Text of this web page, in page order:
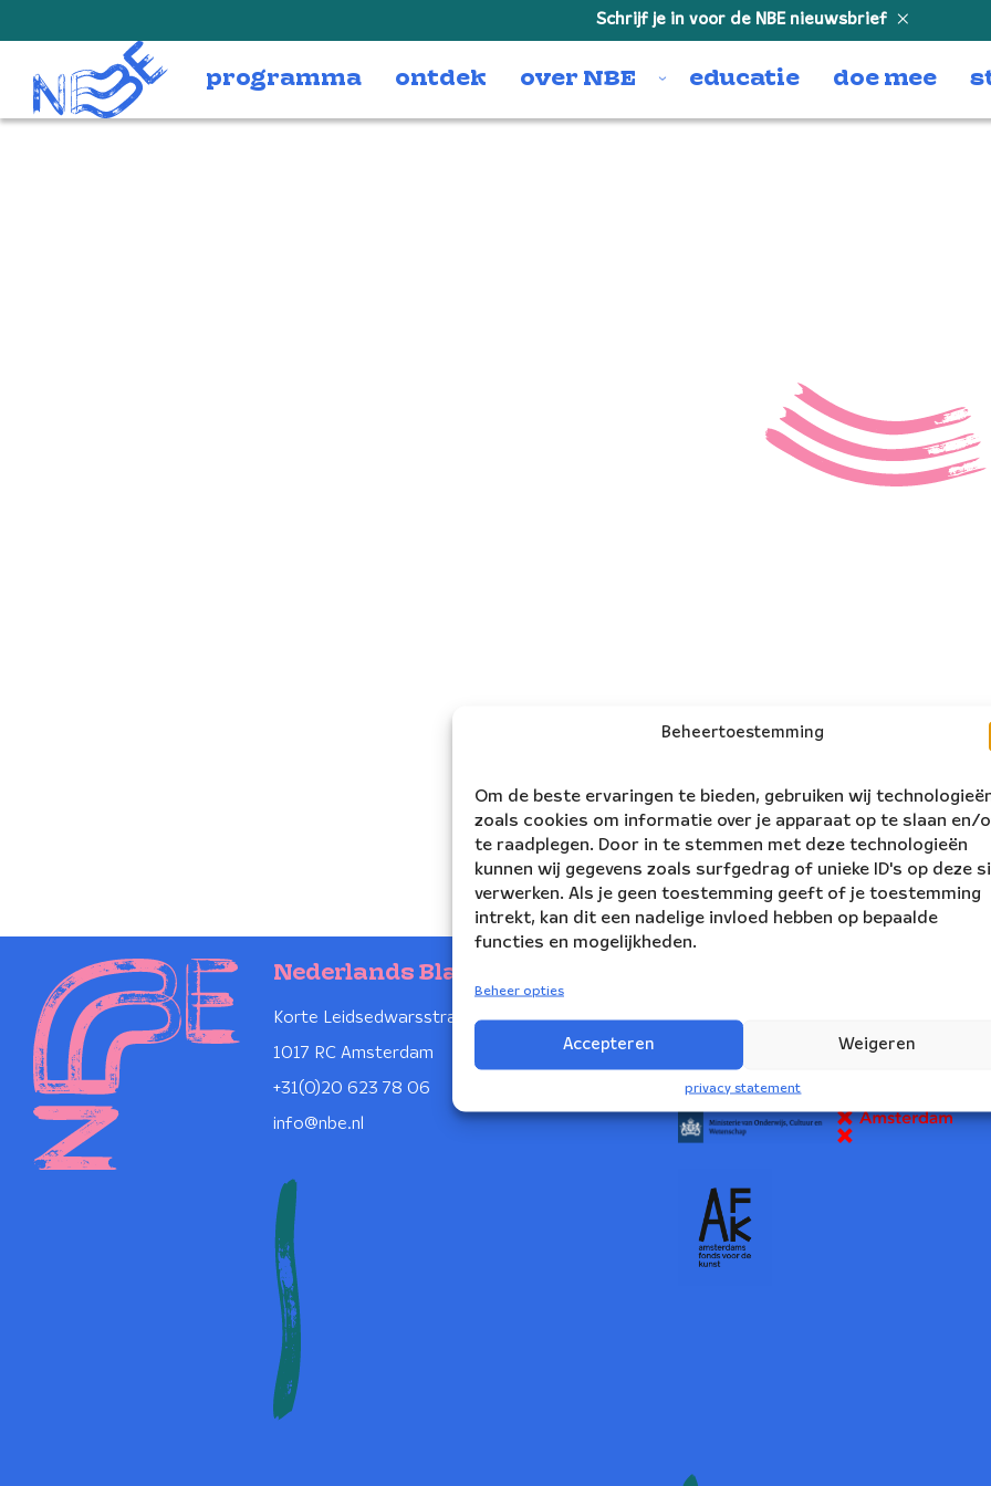
Beheertoestemming
Om de beste ervaringen te bieden, gebruiken wij
zoals cookies om informatie over je apparaat op te slaan en/
te raadplegen. Door in te stemmen met deze technologieën
kunnen wij gegevens zoals surfgedrag of unieke ID's op deze
verwerken. Als je geen toestemming geeft of je toestemming
intrekt, kan dit een nadelige invloed hebben op bepaalde
functies en mogelijkheden.
Beheer opties
Accepteren Weigeren
privacy statement
Schrijf je in voor de NBE nieuwsbrief
programma ontdek over NBE educatie doe mee
Nederlands Blazers Ensemble
Korte Leidsedwarsstraat 12
1017 RC Amsterdam
+31(0)20 623 78 06
info@nbe.nl
NBE wordt ondersteund door: